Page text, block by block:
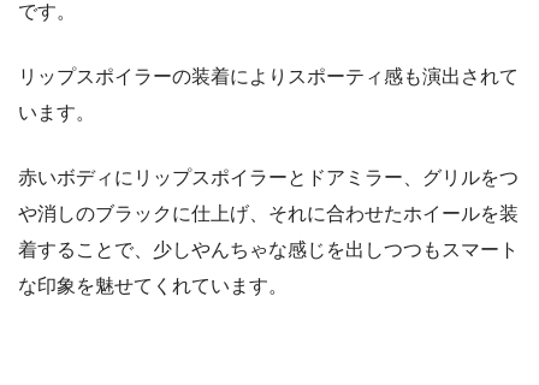
です。
リップスポイラーの装着によりスポーティ感も演出されて
います。
赤いボディにリップスポイラーとドアミラー、グリルをつ
や消しのブラックに仕上げ、それに合わせたホイールを装
着することで、少しやんちゃな感じを出しつつもスマート
な印象を魅せてくれています。